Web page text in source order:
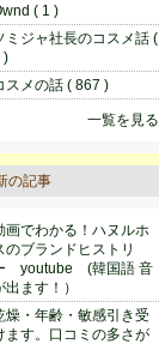
( 1 )
ミジャ社長のコスメ話 (
)
スメの話 ( 867 )
一覧を見る
の記事
画でわかる！ハヌルホ
のブランドヒストリ
youtube (韓国語 音
出ます！）
燥・年齢・敏感引き受
ます。口コミの多さが